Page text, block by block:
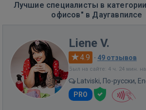
Лучшие специалисты в
офисов" в Даугавпилсе
Liene V.
4.9 · 49 отзывов
Был на сайте: 4 ч. 24 мин.
Latviski, По-русски,
PRO